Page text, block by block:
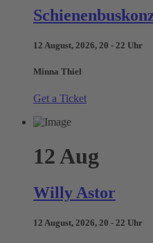
12 August, 2026, 20 - 22 Uhr
Minna Thiel
Get a Ticket
12 Aug
Willy Astor
12 August, 2026, 20 - 22 Uhr